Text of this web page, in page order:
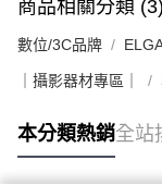
商品相關分類 (3)
數位/3C品牌
｜攝影器材專區｜
本分類熱銷全站